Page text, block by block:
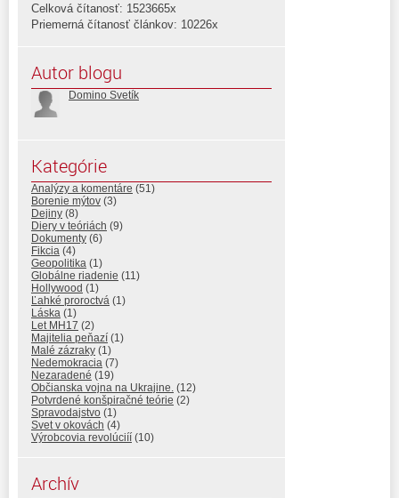
Celková čítanosť: 1523665x
Priemerná čítanosť článkov: 10226x
Autor blogu
Domino Svetík
Kategórie
Analýzy a komentáre (51)
Borenie mýtov (3)
Dejiny (8)
Diery v teóriách (9)
Dokumenty (6)
Fikcia (4)
Geopolitika (1)
Globálne riadenie (11)
Hollywood (1)
Ľahké proroctvá (1)
Láska (1)
Let MH17 (2)
Majitelia peňazí (1)
Malé zázraky (1)
Nedemokracia (7)
Nezaradené (19)
Občianska vojna na Ukrajine. (12)
Potvrdené konšpiračné teórie (2)
Spravodajstvo (1)
Svet v okovách (4)
Výrobcovia revolúciíí (10)
Archív